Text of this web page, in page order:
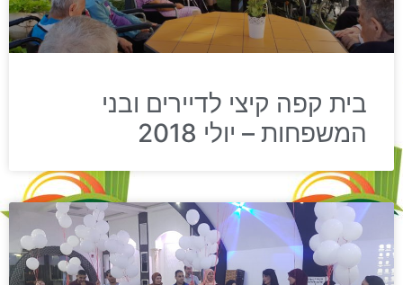
בית קפה קיצי לדיירים ובני
המשפחות – יולי 2018